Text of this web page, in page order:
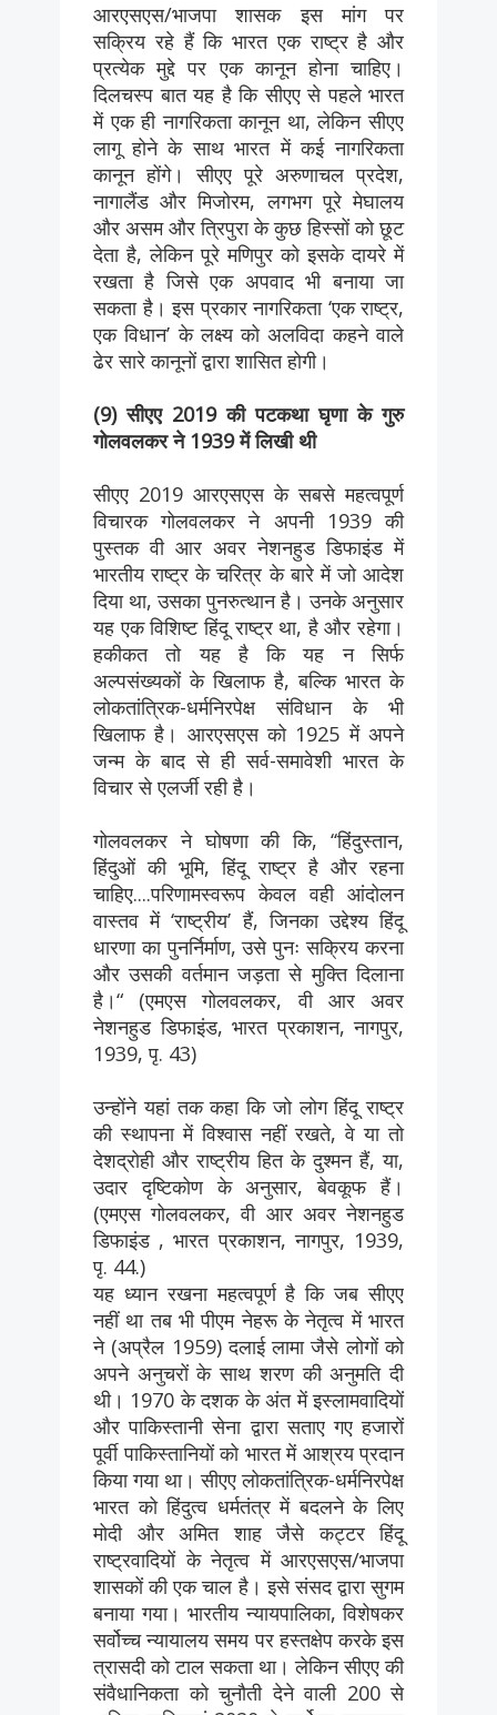
आरएसएस/भाजपा शासक इस मांग पर
सक्रिय रहे हैं कि भारत एक राष्ट्र है और
प्रत्येक मुद्दे पर एक कानून होना चाहिए।
दिलचस्प बात यह है कि सीएए से पहले भारत
में एक ही नागरिकता कानून था, लेकिन सीएए
लागू होने के साथ भारत में कई नागरिकता
कानून होंगे। सीएए पूरे अरुणाचल प्रदेश,
नागालैंड और मिजोरम, लगभग पूरे मेघालय
और असम और त्रिपुरा के कुछ हिस्सों को छूट
देता है, लेकिन पूरे मणिपुर को इसके दायरे में
रखता है जिसे एक अपवाद भी बनाया जा
सकता है। इस प्रकार नागरिकता ‘एक राष्ट्र,
एक विधान’ के लक्ष्य को अलविदा कहने वाले
ढेर सारे कानूनों द्वारा शासित होगी।
(9) सीएए 2019 की पटकथा घृणा के गुरु
गोलवलकर ने 1939 में लिखी थी
सीएए 2019 आरएसएस के सबसे महत्वपूर्ण
विचारक गोलवलकर ने अपनी 1939 की
पुस्तक वी आर अवर नेशनहुड डिफाइंड में
भारतीय राष्ट्र के चरित्र के बारे में जो आदेश
दिया था, उसका पुनरुत्थान है। उनके अनुसार
यह एक विशिष्ट हिंदू राष्ट्र था, है और रहेगा।
हकीकत तो यह है कि यह न सिर्फ
अल्पसंख्यकों के खिलाफ है, बल्कि भारत के
लोकतांत्रिक-धर्मनिरपेक्ष संविधान के भी
खिलाफ है। आरएसएस को 1925 में अपने
जन्म के बाद से ही सर्व-समावेशी भारत के
विचार से एलर्जी रही है।
गोलवलकर ने घोषणा की कि, ‘‘हिंदुस्तान,
हिंदुओं की भूमि, हिंदू राष्ट्र है और रहना
चाहिए....परिणामस्वरूप केवल वही आंदोलन
वास्तव में ‘राष्ट्रीय’ हैं, जिनका उद्देश्य हिंदू
धारणा का पुनर्निर्माण, उसे पुनः सक्रिय करना
और उसकी वर्तमान जड़ता से मुक्ति दिलाना
है।“ (एमएस गोलवलकर, वी आर अवर
नेशनहुड डिफाइंड, भारत प्रकाशन, नागपुर,
1939, पृ. 43)
उन्होंने यहां तक कहा कि जो लोग हिंदू राष्ट्र
की स्थापना में विश्वास नहीं रखते, वे या तो
देशद्रोही और राष्ट्रीय हित के दुश्मन हैं, या,
उदार दृष्टिकोण के अनुसार, बेवकूफ हैं।
(एमएस गोलवलकर, वी आर अवर नेशनहुड
डिफाइंड , भारत प्रकाशन, नागपुर, 1939,
पृ. 44.)
यह ध्यान रखना महत्वपूर्ण है कि जब सीएए
नहीं था तब भी पीएम नेहरू के नेतृत्व में भारत
ने (अप्रैल 1959) दलाई लामा जैसे लोगों को
अपने अनुचरों के साथ शरण की अनुमति दी
थी। 1970 के दशक के अंत में इस्लामवादियों
और पाकिस्तानी सेना द्वारा सताए गए हजारों
पूर्वी पाकिस्तानियों को भारत में आश्रय प्रदान
किया गया था। सीएए लोकतांत्रिक-धर्मनिरपेक्ष
भारत को हिंदुत्व धर्मतंत्र में बदलने के लिए
मोदी और अमित शाह जैसे कट्टर हिंदू
राष्ट्रवादियों के नेतृत्व में आरएसएस/भाजपा
शासकों की एक चाल है। इसे संसद द्वारा सुगम
बनाया गया। भारतीय न्यायपालिका, विशेषकर
सर्वोच्च न्यायालय समय पर हस्तक्षेप करके इस
त्रासदी को टाल सकता था। लेकिन सीएए की
संवैधानिकता को चुनौती देने वाली 200 से